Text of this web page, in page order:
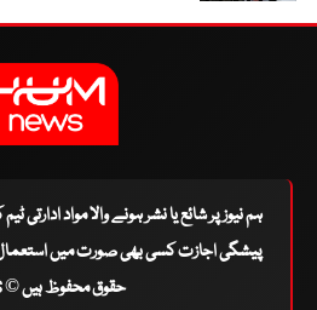
ہم نیوز پر شائع یا نشر ہونے والا مواد
پیشگی اجازت کسی بھی صورت میں استعمال
حقوق محفوظ ہیں © 2026